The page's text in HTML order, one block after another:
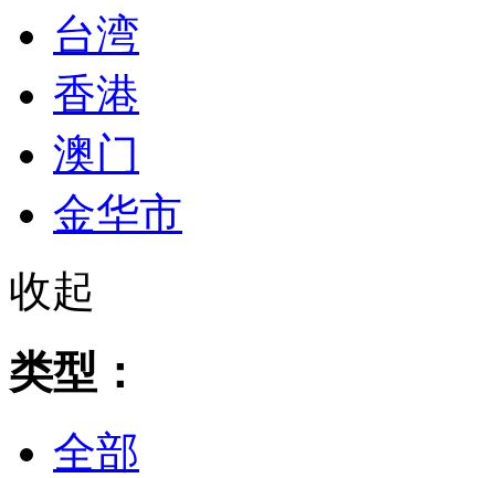
台湾
香港
澳门
金华市
收起
类型：
全部